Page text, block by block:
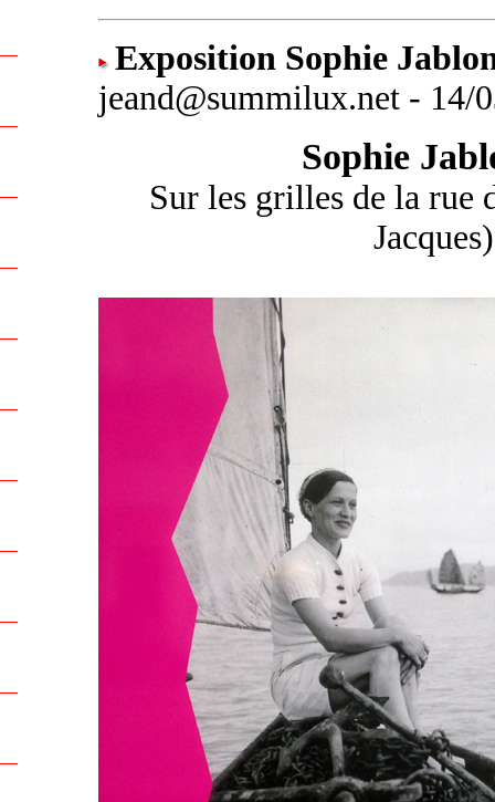
Exposition Sophie
jeand@summilux.net - 14/
Sophie
Sur les grilles de la rue